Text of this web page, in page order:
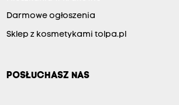
Darmowe ogłoszenia
Sklep z kosmetykami tolpa.pl
POSŁUCHASZ NAS